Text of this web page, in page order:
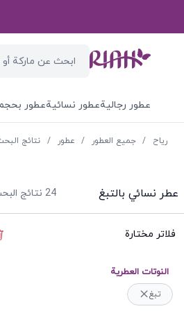
عطور رجاليةعطور نسائيةعطور
ریاح / جميع العطور / عطور / نتائج البحث:
عطر نسائي بالتبغ 24 نتائج
فلاتر مختارة
النوتات العطرية
تبغ